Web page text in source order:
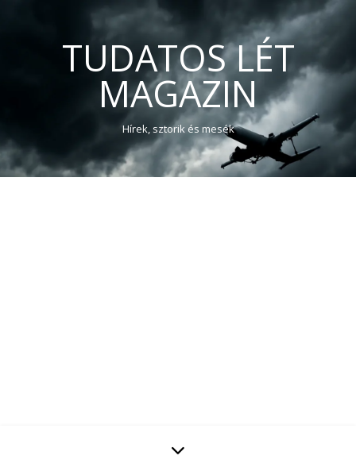
TUDATOS LÉT
MAGAZIN
Hírek, sztorik és mesék